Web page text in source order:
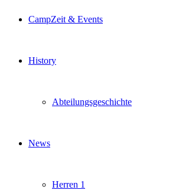
CampZeit & Events
History
Abteilungsgeschichte
News
Herren 1